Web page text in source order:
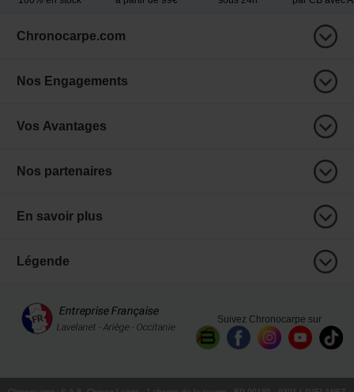
Chronocarpe.com
Nos Engagements
Vos Avantages
Nos partenaires
En savoir plus
Légende
Suivez Chronocarpe sur